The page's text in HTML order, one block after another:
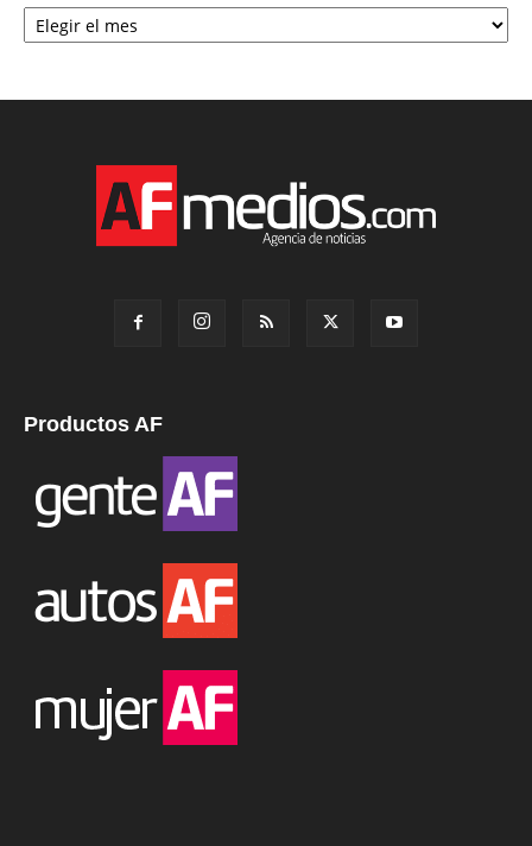
Productos AF